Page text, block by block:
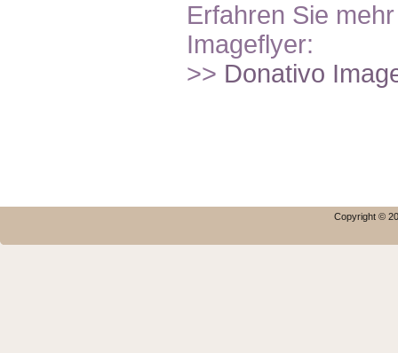
Erfahren Sie
Imageflyer:
>> Donativo
Copyright ©